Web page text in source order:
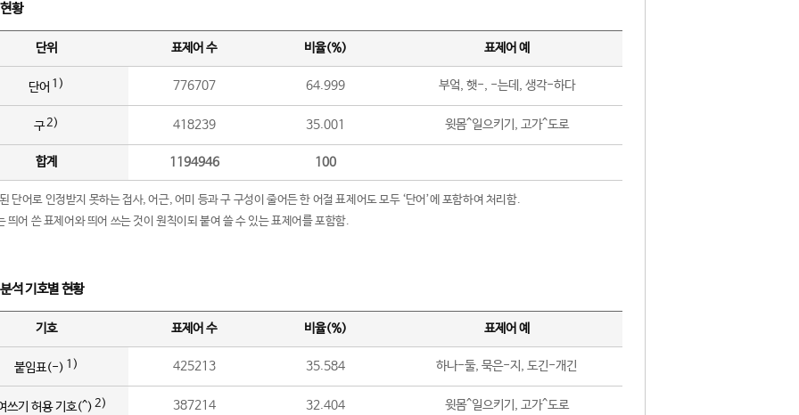
황
단위 표제어 수 비율(%) 표제어 예
단어 1) 776707 64.999 부엌, 햇-, -는데, 생각-하다
구2) 418239 35.001 윗몸^일으키기, 고가^도로
합계 1194946 100
단어로 인정받지 못하는 접사, 어근, 어미 등과 구 구성이 줄어든 한 어절 표제어도 모두 ‘단어’에 포함하여 처리함.
띄어 쓴 표제어와 띄어 쓰는 것이 원칙이되 붙여 쓸 수 있는 표제어를 포함함.
석 기호별 현황
기호 표제어 수 비율(%) 표제어 예
붙임표(-) 1) 425213 35.584 하나-둘, 묵은-지, 도긴-개긴
쓰기 허용 기호(^) 2) 387214 32.404 윗몸^일으키기, 고가^도로